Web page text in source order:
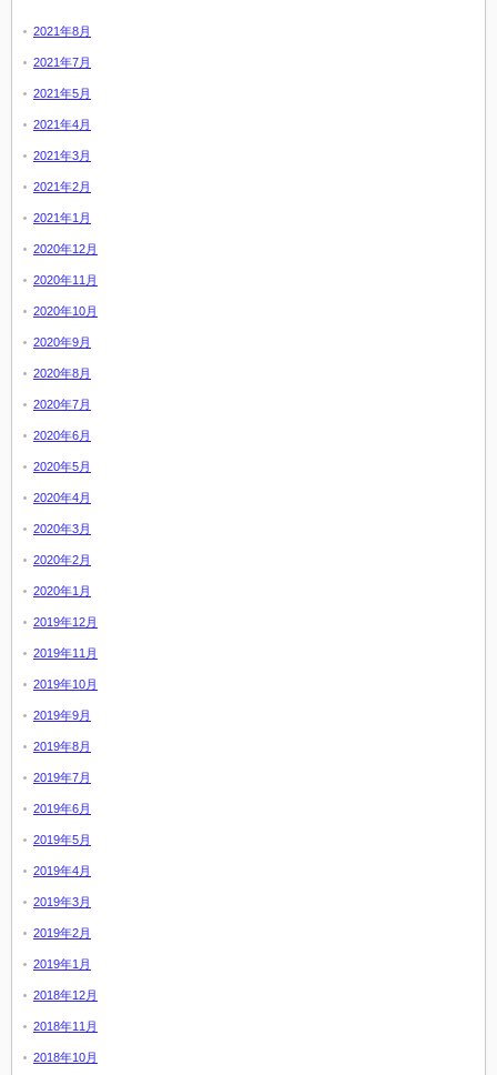
2021年8月
2021年7月
2021年5月
2021年4月
2021年3月
2021年2月
2021年1月
2020年12月
2020年11月
2020年10月
2020年9月
2020年8月
2020年7月
2020年6月
2020年5月
2020年4月
2020年3月
2020年2月
2020年1月
2019年12月
2019年11月
2019年10月
2019年9月
2019年8月
2019年7月
2019年6月
2019年5月
2019年4月
2019年3月
2019年2月
2019年1月
2018年12月
2018年11月
2018年10月